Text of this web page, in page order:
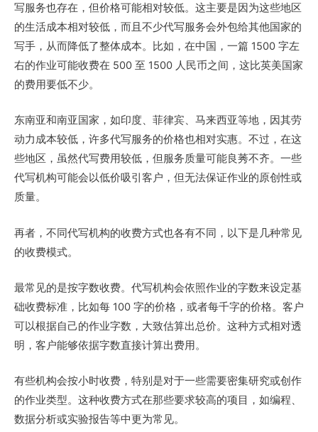
写服务也存在，但价格可能相对较低。这主要是因为这些地区
的生活成本相对较低，而且不少代写服务会外包给其他国家的
写手，从而降低了整体成本。比如，在中国，一篇 1500 字左
右的作业可能收费在 500 至 1500 人民币之间，这比英美国家
的费用要低不少。
东南亚和南亚国家，如印度、菲律宾、马来西亚等地，因其劳
动力成本较低，许多代写服务的价格也相对实惠。不过，在这
些地区，虽然代写费用较低，但服务质量可能良莠不齐。一些
代写机构可能会以低价吸引客户，但无法保证作业的原创性或
质量。
再者，不同代写机构的收费方式也各有不同，以下是几种常见
的收费模式。
最常见的是按字数收费。代写机构会依照作业的字数来设定基
础收费标准，比如每 100 字的价格，或者每千字的价格。客户
可以根据自己的作业字数，大致估算出总价。这种方式相对透
明，客户能够依据字数直接计算出费用。
有些机构会按小时收费，特别是对于一些需要密集研究或创作
的作业类型。这种收费方式在那些要求较高的项目，如编程、
数据分析或实验报告等中更为常见。